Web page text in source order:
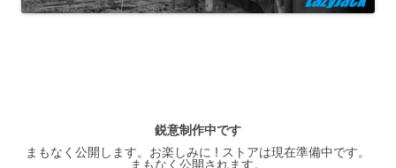
鋭意制作中です
まもなく公開します。お楽しみに ! ストアは現在準備中です。
まもなく公開されます。